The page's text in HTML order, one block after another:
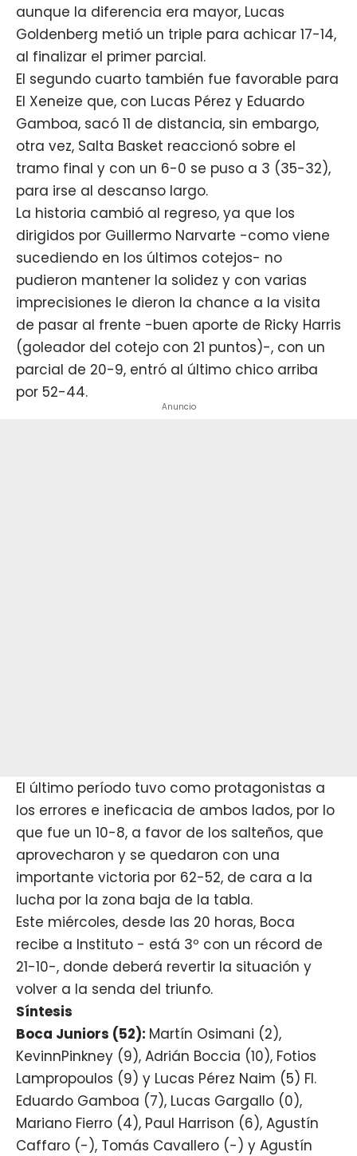
aunque la diferencia era mayor, Lucas
Goldenberg metió un triple para achicar 17-14,
al finalizar el primer parcial.
El segundo cuarto también fue favorable para
El Xeneize que, con Lucas Pérez y Eduardo
Gamboa, sacó 11 de distancia, sin embargo,
otra vez, Salta Basket reaccionó sobre el
tramo final y con un 6-0 se puso a 3 (35-32),
para irse al descanso largo.
La historia cambió al regreso, ya que los
dirigidos por Guillermo Narvarte -como viene
sucediendo en los últimos cotejos- no
pudieron mantener la solidez y con varias
imprecisiones le dieron la chance a la visita
de pasar al frente -buen aporte de Ricky Harris
(goleador del cotejo con 21 puntos)-, con un
parcial de 20-9, entró al último chico arriba
por 52-44.
Anuncio
El último período tuvo como protagonistas a
los errores e ineficacia de ambos lados, por lo
que fue un 10-8, a favor de los salteños, que
aprovecharon y se quedaron con una
importante victoria por 62-52, de cara a la
lucha por la zona baja de la tabla.
Este miércoles, desde las 20 horas, Boca
recibe a Instituto - está 3º con un récord de
21-10-, donde deberá revertir la situación y
volver a la senda del triunfo.
Síntesis
Boca Juniors (52): Martín Osimani (2),
KevinnPinkney (9), Adrián Boccia (10), Fotios
Lampropoulos (9) y Lucas Pérez Naim (5) FI.
Eduardo Gamboa (7), Lucas Gargallo (0),
Mariano Fierro (4), Paul Harrison (6), Agustín
Caffaro (-), Tomás Cavallero (-) y Agustín